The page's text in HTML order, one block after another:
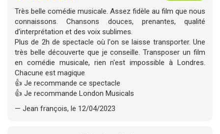
Très belle comédie musicale. Assez fidèle au film que nous
connaissons. Chansons douces, prenantes, qualité
d'interprétation et des voix sublimes.
Plus de 2h de spectacle où l'on se laisse transporter. Une
très belle découverte que je conseille. Transposer un film
en comédie musicale, rien n'est impossible à Londres.
Chacune est magique
👍 Je recommande ce spectacle
👍 Je recommande London Musicals
— Jean françois, le 12/04/2023